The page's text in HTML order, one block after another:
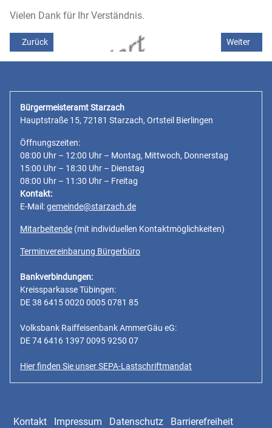
Vielen Dank für Ihr Verständnis.
Vorheriger Beitrag: Gemeinderat tagt
Zurück Nächster
Weiter
Bürgermeisteramt Starzach
Hauptstraße 15, 72181 Starzach, Ortsteil Bierlingen
Öffnungszeiten:
08:00 Uhr – 12:00 Uhr – Montag, Mittwoch, Donnerstag
15:00 Uhr – 18:30 Uhr – Dienstag
08:00 Uhr – 11:30 Uhr – Freitag
Kontakt:
E-Mail:gemeinde@starzach.de
Mitarbeitende (mit individuellen Kontaktmöglichkeiten)
Terminvereinbarung Bürgerbüro
Bankverbindungen:
Kreissparkasse Tübingen:
DE 38 6415 0020 0005 0781 85
Volksbank Raiffeisenbank AmmerGäu eG:
DE 74 6416 1397 0095 9250 07
Hier finden Sie unser SEPA-Lastschriftmandat
Kontakt Impressum Datenschutz Barrierefreiheit